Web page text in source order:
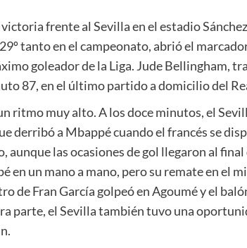
frente al Sevilla en el estadio
tanto en el campeonato, abrió el
goleador de la Liga. Jude Bellingham,
87, en el último partido a domicilio del
ritmo muy alto. A los doce minutos, el
derribó a Mbappé cuando el francés se
las ocasiones de gol llegaron al
en un mano a mano, pero su remate en el
de Fran García golpeó en Agoumé y el
parte, el Sevilla también tuvo una